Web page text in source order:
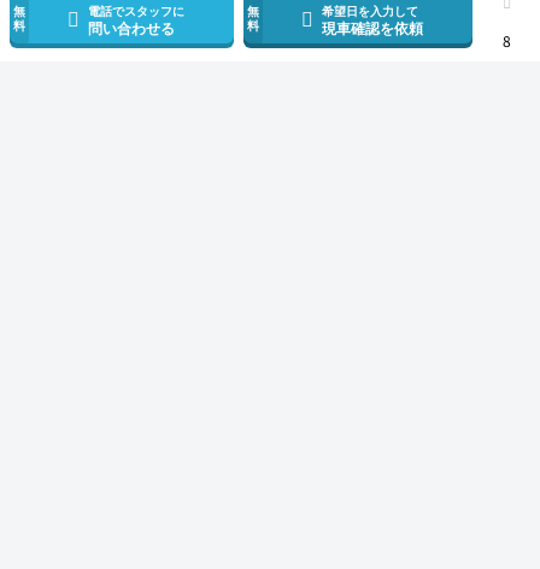
無
料
電話でスタッフに
問い合わせる
無
料
希望日を入力して
現車確認を依頼
8